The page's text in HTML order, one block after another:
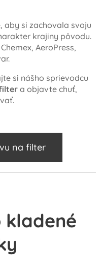
aby si zachovala svoju
krajiny pôvodu.
AeroPress,
si nášho sprievodcu
a objavte chuť,
na filter
kladené